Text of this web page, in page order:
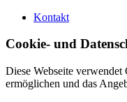
Kontakt
Cookie- und
Diese Webseite
ermöglichen und das